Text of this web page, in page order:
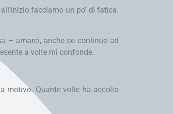
facciamo un po’ di fatica.
– amarci, anche se continuo ad
a volte mi confonde.
motivo. Quante volte ha accolto